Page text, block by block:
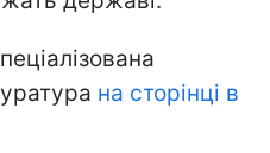
на сторінці в